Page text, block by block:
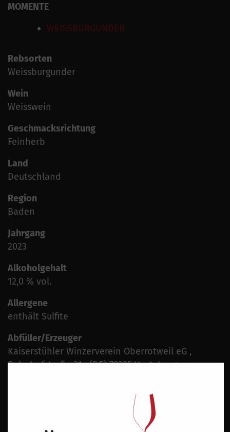
MOMENTE
WEISSBURGUNDER
Rebsorten
Weissburgunder
Wein
Weisswein
Geschmacksrichtung
Feinherb
Land
Deutschland
Region
Baden
Jahrgang
2023
Alkoholgehalt
12,0 % vol.
Allergene
enthält Sulfite
Abfüller/Erzeuger
Kaiserstühler Winzerverein Oberrotweil eG ,
Bahnhofstraße 31 , (DE) 79235 Vogtsburg-